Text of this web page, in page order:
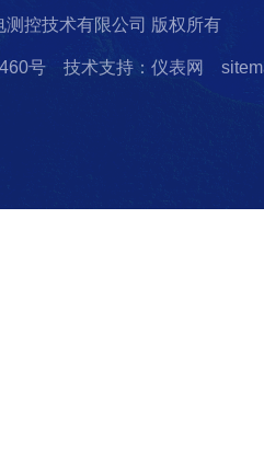
控技术有限公司 版权所有
号 技术支持：仪表网